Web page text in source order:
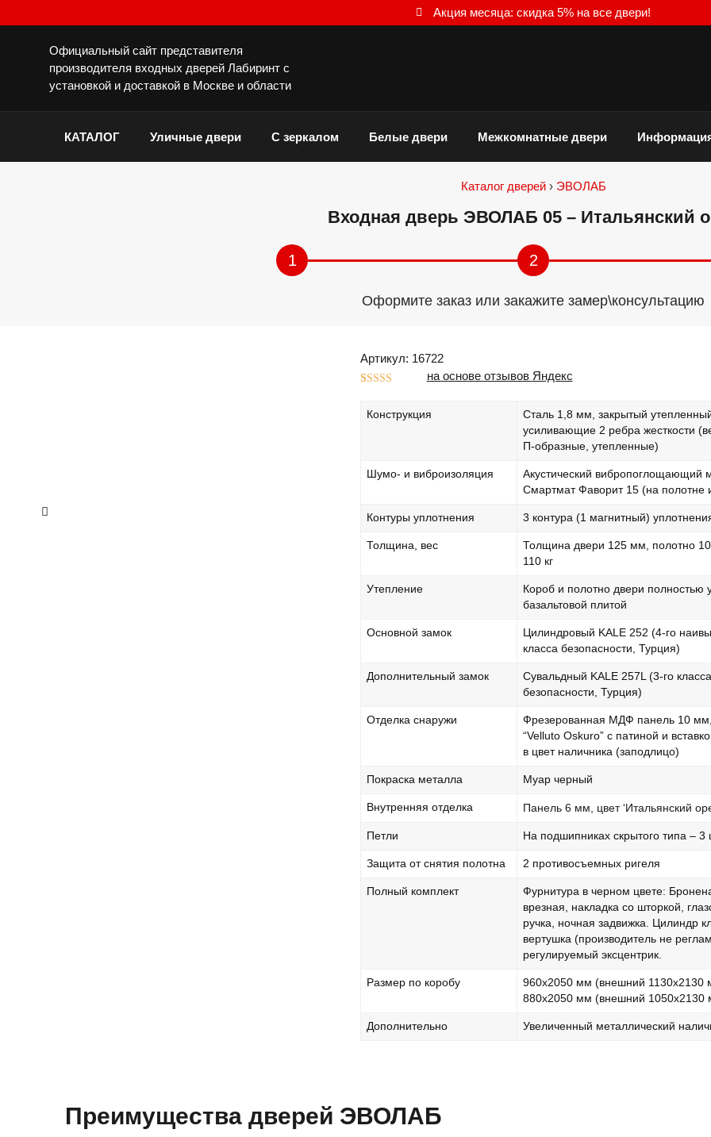
Акция месяца: скидка 5% на все двери!
Официальный сайт представителя
производителя входных дверей Лабиринт с
установкой и доставкой в Москве и области
КАТАЛОГ Уличные двери С зеркалом Белые двери Межкомнатные двери
Каталог дверей› ЭВОЛАБ
Входная дверь ЭВОЛАБ 05 – Итальянский
1 2
Оформите заказ или закажите замер\консультацию
Артикул: 16722
основе
на основе отзывов Яндекс
Конструкция
Сталь 1,8 мм, закрытый
усиливающие 2 ребра жесткости
П-образные, утепленные)
Шумо- и виброизоляция
Акустический вибропоглощающий
Смартмат Фаворит 15 (на полотне
Контуры уплотнения 3 контура (1 магнитный)
Толщина, вес
Толщина двери 125 мм, полотно
110 кг
Утепление
Короб и полотно двери полностью
базальтовой плитой
Основной замок
Цилиндровый KALE 252 (4-го
класса безопасности, Турция)
Дополнительный замок
Сувальдный KALE 257L (3-го класса
безопасности, Турция)
Отделка снаружи
Фрезерованная МДФ панель 10
“Velluto Oskuro” с патиной и
в цвет наличника (заподлицо)
Покраска металла Муар черный
Внутренняя отделка Панель 6 мм, цвет ‘Итальянский
Петли На подшипниках скрытого типа – 3
Защита от снятия полотна 2 противосъемных ригеля
Полный комплект
Фурнитура в черном цвете:
врезная, накладка со шторкой,
ручка, ночная задвижка. Цилиндр
вертушка (производитель не
регулируемый эксцентрик.
Размер по коробу
960х2050 мм (внешний 1130х2130
880х2050 мм (внешний 1050х2130
Дополнительно Увеличенный металлический
Преимущества дверей ЭВОЛАБ